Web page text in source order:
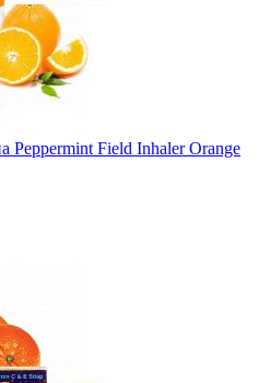
Peppermint Field Inhaler Orange